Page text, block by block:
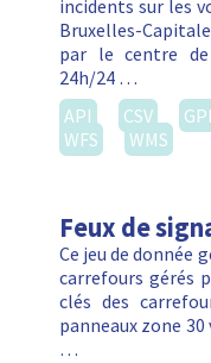
incidents sur les
Bruxelles-
par le centre
24h/24 …
API
CSV
WFS
WMS
Feux de
Ce jeu de donnée
carrefours gérés
clés des
panneaux zone
…